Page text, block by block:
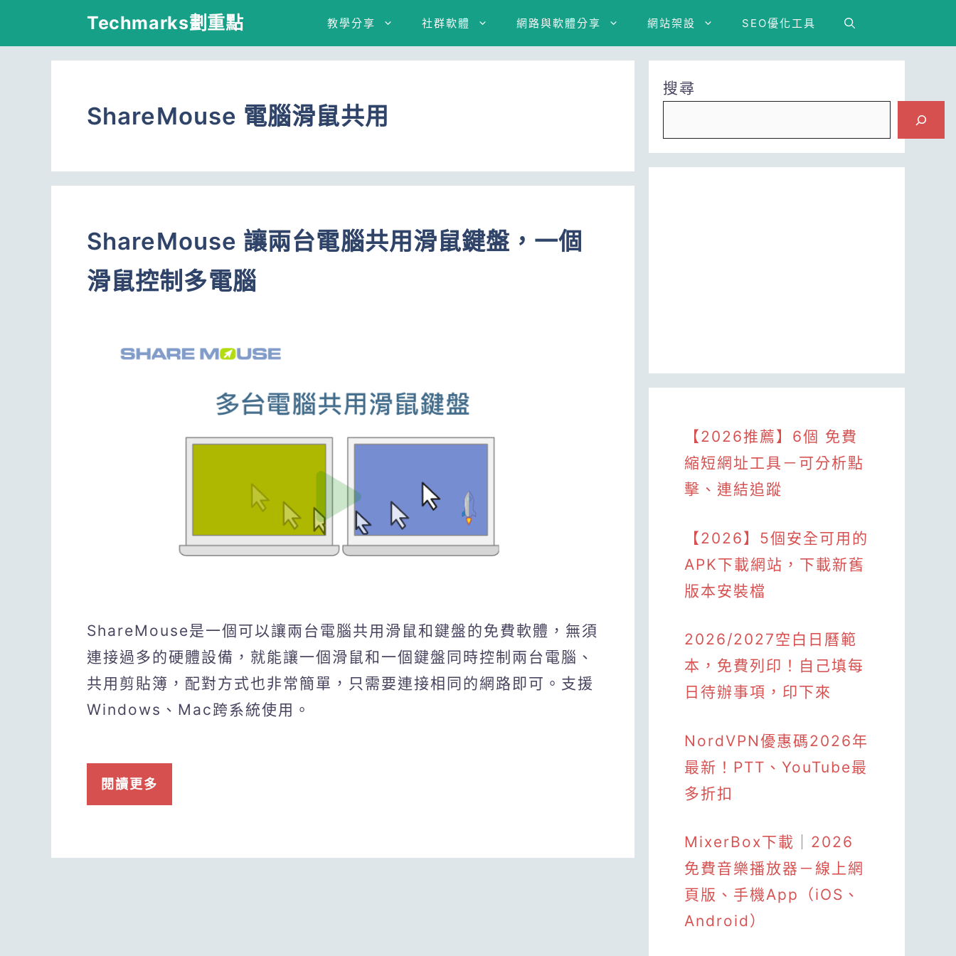
Techmarks劃重點 教學分享 社群軟體 網路與軟體分享 網站架設 SEO優化工具
ShareMouse 電腦滑鼠共用
ShareMouse 讓兩台電腦共用滑鼠鍵盤，一個
滑鼠控制多電腦
ShareMouse是一個可以讓兩台電腦共用滑鼠和鍵盤的免費軟體，無須
連接過多的硬體設備，就能讓一個滑鼠和一個鍵盤同時控制兩台電腦、
共用剪貼簿，配對方式也非常簡單，只需要連接相同的網路即可。支援
Windows、Mac跨系統使用。
閱讀更多
搜尋
【2026推薦】6個 免費
縮短網址工具－可分析點
擊、連結追蹤
【2026】5個安全可用的
APK下載網站，下載新舊
版本安裝檔
2026/2027空白日曆範
本，免費列印！自己填每
日待辦事項，印下來
NordVPN優惠碼2026年
最新！PTT、YouTube最
多折扣
MixerBox下載｜2026
免費音樂播放器－線上網
頁版、手機App（iOS、
Android）